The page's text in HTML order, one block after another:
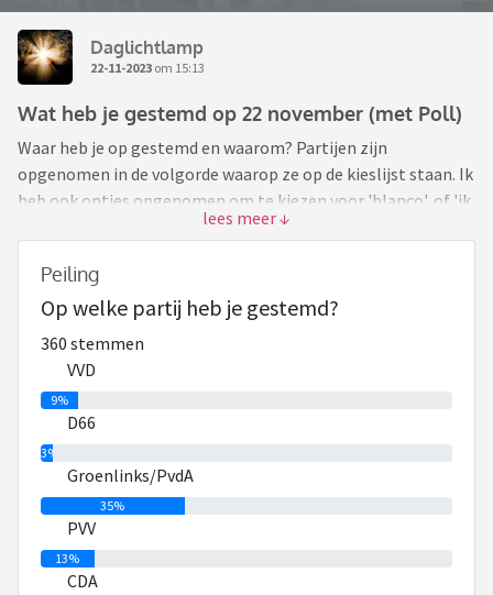
Daglichtlamp
22-11-2023 om 15:13
Wat heb je gestemd op 22 november (met Poll)
Waar heb je op gestemd en waarom? Partijen zijn
opgenomen in de volgorde waarop ze op de kieslijst staan. Ik
heb ook opties opgenomen om te kiezen voor 'blanco', of 'ik
heb niet gestemd'. Graag pas invullen als je gestemd hebt
vandaag).
Zelf heb ik CU gestemd omdat ik de christelijke stem in de
politiek belangrijk vind, en de CU heeft ook standpunten die
Peiling
Op welke partij heb je gestemd?
360 stemmen
VVD
9%
D66
3%
Groenlinks/PvdA
35%
PVV
13%
CDA